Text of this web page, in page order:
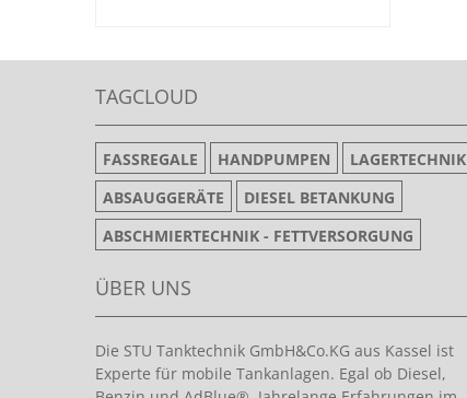
TAGCLOUD
FASSREGALE HANDPUMPEN
LAGERTECHNIK
ABSAUGGERÄTE
DIESEL BETANKUNG
ABSCHMIERTECHNIK - FETTVERSORGUNG
ÜBER UNS
Die STU Tanktechnik GmbH&Co.KG aus Kassel ist
Experte für mobile Tankanlagen. Egal ob Diesel,